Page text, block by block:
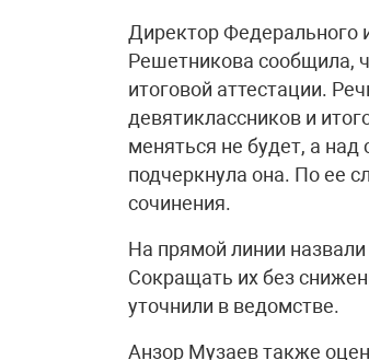
Директор Федерального
Решетникова сообщила,
итоговой аттестации.
девятиклассников и
меняться не будет, а
подчеркнула она. По ее
сочинения.
На прямой линии
Сокращать их без
уточнили в ведомстве.
Анзор Музаев также